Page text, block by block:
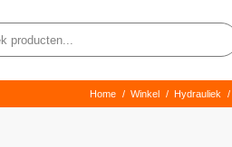
Home / Winkel / Hydrauliek /